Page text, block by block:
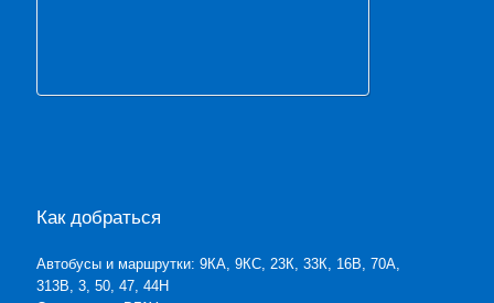
Как добраться
Автобусы и маршрутки: 9КА, 9КС, 23К, 33К, 16В, 70А,
313В, 3, 50, 47, 44Н